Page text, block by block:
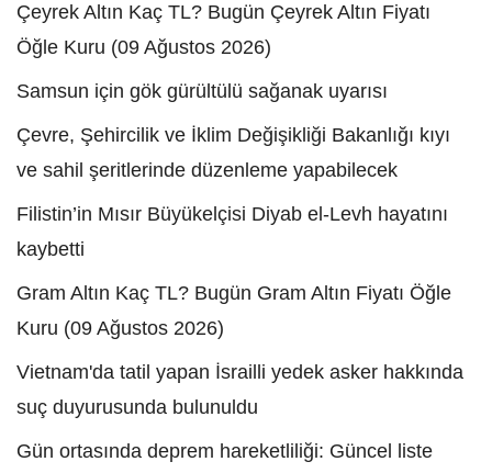
Çeyrek Altın Kaç TL? Bugün Çeyrek Altın Fiyatı
Öğle Kuru (09 Ağustos 2026)
Samsun için gök gürültülü sağanak uyarısı
Çevre, Şehircilik ve İklim Değişikliği Bakanlığı kıyı
ve sahil şeritlerinde düzenleme yapabilecek
Filistin’in Mısır Büyükelçisi Diyab el-Levh hayatını
kaybetti
Gram Altın Kaç TL? Bugün Gram Altın Fiyatı Öğle
Kuru (09 Ağustos 2026)
Vietnam'da tatil yapan İsrailli yedek asker hakkında
suç duyurusunda bulunuldu
Gün ortasında deprem hareketliliği: Güncel liste